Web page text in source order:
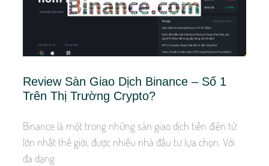
Review Sàn Giao Dịch Binance – Số 1
Trên Thị Trường Crypto?
Binance là một trong những sàn giao dịch tiền điện tử
lớn nhất thế giới, được nhiều nhà đầu tư lựa chọn. Với
đa dạng